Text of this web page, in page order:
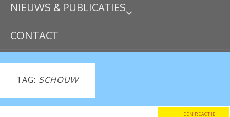
NIEUWS & PUBLICATIES
CONTACT
TAG: SCHOUW
EÉN REACTIE